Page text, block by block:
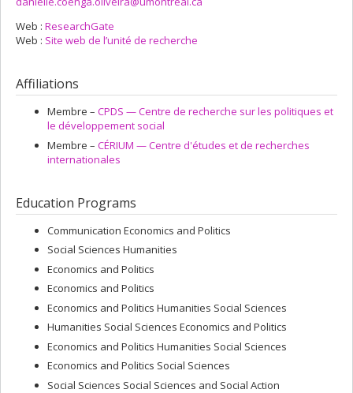
Web : ResearchGate
Web : Site web de l’unité de recherche
Affiliations
Membre – CPDS — Centre de recherche sur les politiques et
le développement social
Membre – CÉRIUM — Centre d'études et de recherches
internationales
Education Programs
Communication Economics and Politics
Social Sciences Humanities
Economics and Politics
Economics and Politics
Economics and Politics Humanities Social Sciences
Humanities Social Sciences Economics and Politics
Economics and Politics Humanities Social Sciences
Economics and Politics Social Sciences
Social Sciences Social Sciences and Social Action